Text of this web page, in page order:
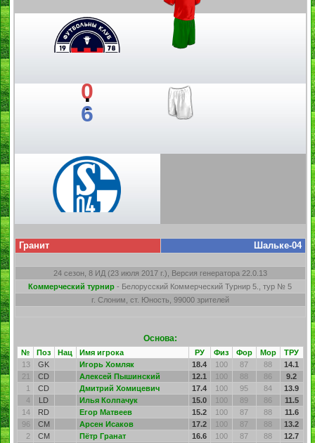
0
:
6
Гранит Шальке-04
24 сезон, 8 ИД (23 июля 2017 г.), Версия генератора 22.0.13
Коммерческий турнир - Белорусский Коммерческий Турнир 5., тур № 5
г. Слоним, ст. Юность, 99000 зрителей
Основа:
№ Поз Нац Имя игрока РУ Физ Фор Мор
ТРУ
13
GK Игорь Хомляк 18.4 100 87 88
14.1
21
CD Алексей Пышинский 12.1 100 88 86
9.2
1
CD Дмитрий Хомицевич 17.4 100 95 84
13.9
4
LD Илья Колпачук 15.0 100 89 86
11.5
14
RD Егор Матвеев 15.2 100 87 88
11.6
96
CM Арсен Исаков 17.2 100 87 88
13.2
2
CM Пётр Гранат 16.6 100 87 88
12.7